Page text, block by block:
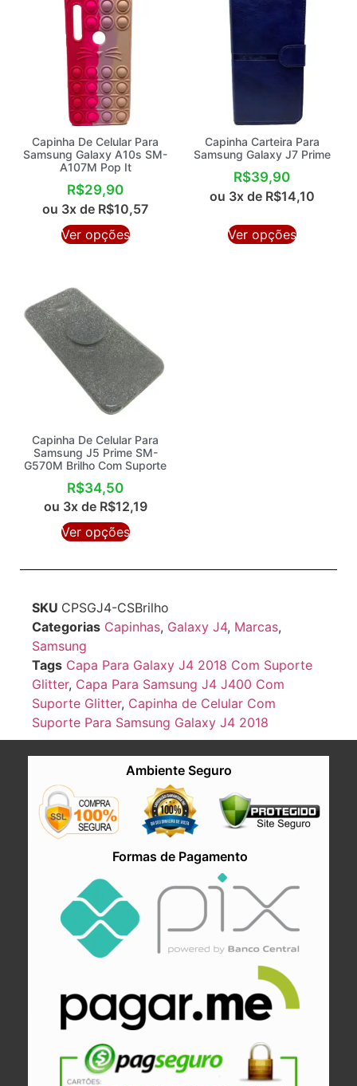
Capinha De Celular Para
Samsung Galaxy A10s SM-
A107M Pop It
R$29,90
ou 3x de R$10,57
Ver opções
Capinha Carteira Para
Samsung Galaxy J7 Prime
R$39,90
ou 3x de R$14,10
Ver opções
Capinha De Celular Para
Samsung J5 Prime SM-
G570M Brilho Com Suporte
R$34,50
ou 3x de R$12,19
Ver opções
SKU CPSGJ4-CSBrilho
Categorias Capinhas, Galaxy J4, Marcas,
Samsung
Tags Capa Para Galaxy J4 2018 Com Suporte
Glitter, Capa Para Samsung J4 J400 Com
Suporte Glitter, Capinha de Celular Com
Suporte Para Samsung Galaxy J4 2018
Ambiente Seguro
Formas de Pagamento